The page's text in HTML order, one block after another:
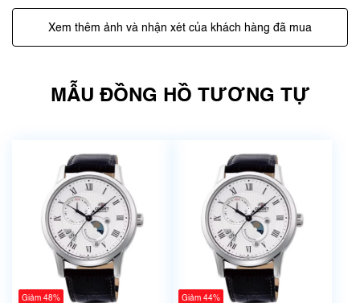
Xem thêm ảnh và nhận xét của khách hàng đã mua
MẪU ĐỒNG HỒ TƯƠNG TỰ
Giảm 48% Giảm 44%